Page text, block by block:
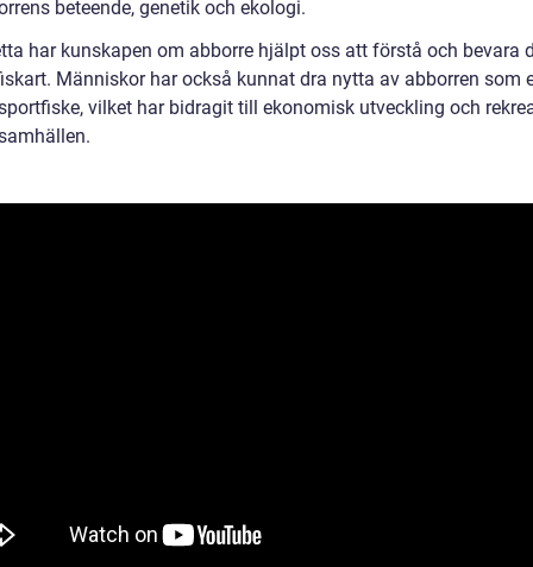
beteende, genetik och ekologi.
har kunskapen om abborre hjälpt oss att förstå och bevara
Människor har också kunnat dra nytta av abborren som
vilket har bidragit till ekonomisk utveckling och